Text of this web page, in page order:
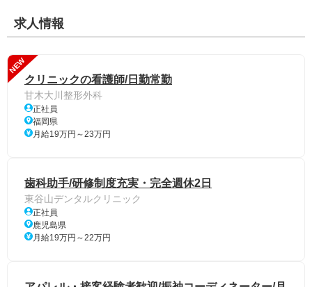
求人情報
NEW
クリニックの看護師/日勤常勤
甘木大川整形外科
正社員
福岡県
月給19万円～23万円
歯科助手/研修制度充実・完全週休2日
東谷山デンタルクリニック
正社員
鹿児島県
月給19万円～22万円